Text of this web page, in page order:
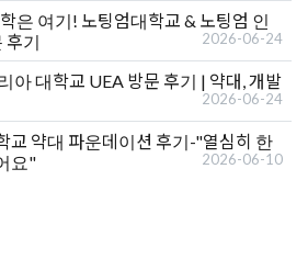
은 여기! 노팅엄대학교 & 노팅엄 인
후기
2026-06-24
아 대학교 UEA 방문 후기 | 약대, 개발
2026-06-24
교 약대 파운데이션 후기-"열심히 한
요"
2026-06-10